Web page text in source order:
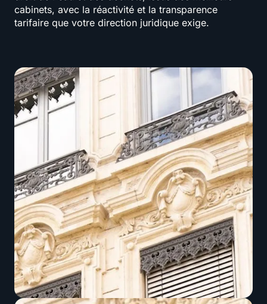
cabinets, avec la réactivité et la transparence
tarifaire que votre direction juridique exige.